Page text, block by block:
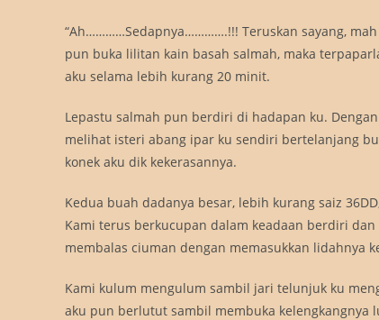
“Ah…………Sedapnya………….!!! Teruskan sayang,
pun buka lilitan kain basah salmah, maka
aku selama lebih kurang 20 minit.
Lepastu salmah pun berdiri di hadapan ku.
melihat isteri abang ipar ku sendiri bertelanjang
konek aku dik kekerasannya.
Kedua buah dadanya besar, lebih kurang saiz
Kami terus berkucupan dalam keadaan berdiri
membalas ciuman dengan memasukkan lidahnya
Kami kulum mengulum sambil jari telunjuk ku
aku pun berlutut sambil membuka kelengkangnya